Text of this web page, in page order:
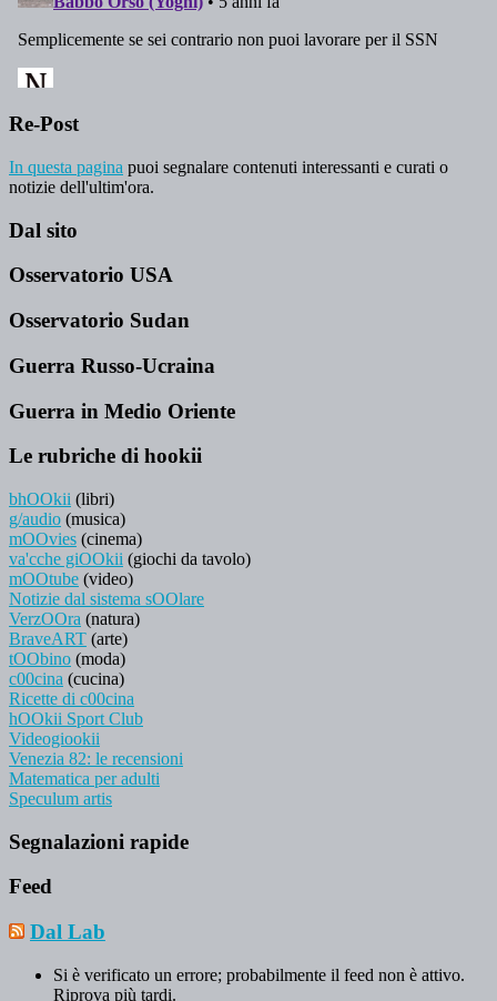
Re-Post
In questa pagina puoi segnalare contenuti interessanti e curati o
notizie dell'ultim'ora.
Dal sito
Osservatorio USA
Osservatorio Sudan
Guerra Russo-Ucraina
Guerra in Medio Oriente
Le rubriche di hookii
bhOOkii (libri)
g/audio (musica)
mOOvies (cinema)
va'cche giOOkii (giochi da tavolo)
mOOtube (video)
Notizie dal sistema sOOlare
VerzOOra (natura)
BraveART (arte)
tOObino (moda)
c00cina (cucina)
Ricette di c00cina
hOOkii Sport Club
Videogiookii
Venezia 82: le recensioni
Matematica per adulti
Speculum artis
Segnalazioni rapide
Feed
Dal Lab
Si è verificato un errore; probabilmente il feed non è attivo.
Riprova più tardi.